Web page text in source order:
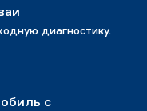
диагностику.
с